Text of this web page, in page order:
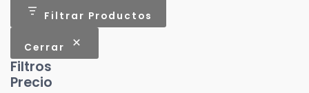
Filtrar Productos
Cerrar
Filtros
Precio